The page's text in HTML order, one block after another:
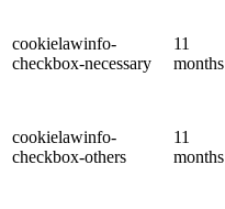
cookielawinfo-
checkbox-necessary
11
months
cookielawinfo-
checkbox-others
11
months